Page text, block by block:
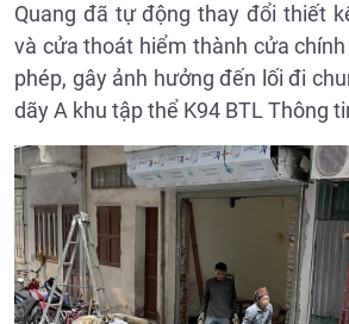
Quang đã tự động thay đổi thiết
và cửa thoát hiểm thành cửa
phép, gây ảnh hưởng đến lối đi
dãy A khu tập thể K94 BTL Thông